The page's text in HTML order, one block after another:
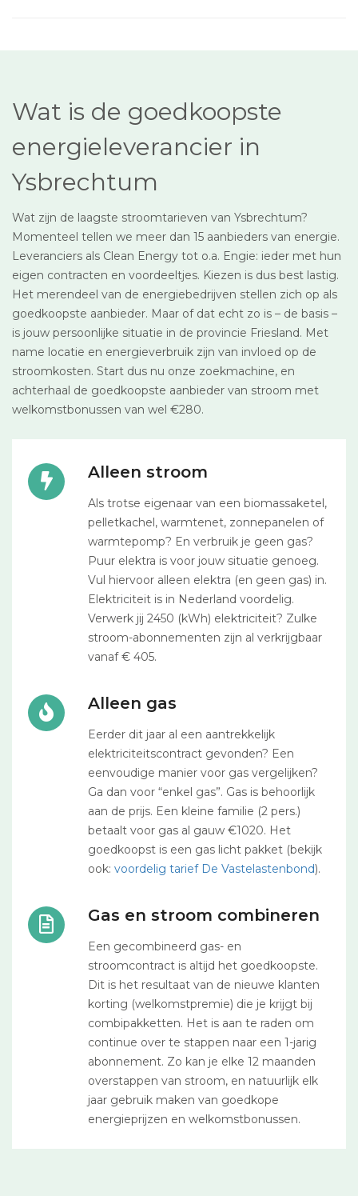
Wat is de goedkoopste
energieleverancier in
Ysbrechtum
Wat zijn de laagste stroomtarieven van Ysbrechtum?
Momenteel tellen we meer dan 15 aanbieders van energie.
Leveranciers als Clean Energy tot o.a. Engie: ieder met hun
eigen contracten en voordeeltjes. Kiezen is dus best lastig.
Het merendeel van de energiebedrijven stellen zich op als
goedkoopste aanbieder. Maar of dat echt zo is – de basis –
is jouw persoonlijke situatie in de provincie Friesland. Met
name locatie en energieverbruik zijn van invloed op de
stroomkosten. Start dus nu onze zoekmachine, en
achterhaal de goedkoopste aanbieder van stroom met
welkomstbonussen van wel €280.
Alleen stroom
Als trotse eigenaar van een biomassaketel,
pelletkachel, warmtenet, zonnepanelen of
warmtepomp? En verbruik je geen gas?
Puur elektra is voor jouw situatie genoeg.
Vul hiervoor alleen elektra (en geen gas) in.
Elektriciteit is in Nederland voordelig.
Verwerk jij 2450 (kWh) elektriciteit? Zulke
stroom-abonnementen zijn al verkrijgbaar
vanaf € 405.
Alleen gas
Eerder dit jaar al een aantrekkelijk
elektriciteitscontract gevonden? Een
eenvoudige manier voor gas vergelijken?
Ga dan voor “enkel gas”. Gas is behoorlijk
aan de prijs. Een kleine familie (2 pers.)
betaalt voor gas al gauw €1020. Het
goedkoopst is een gas licht pakket (bekijk
ook: voordelig tarief De Vastelastenbond).
Gas en stroom combineren
Een gecombineerd gas- en
stroomcontract is altijd het goedkoopste.
Dit is het resultaat van de nieuwe klanten
korting (welkomstpremie) die je krijgt bij
combipakketten. Het is aan te raden om
continue over te stappen naar een 1-jarig
abonnement. Zo kan je elke 12 maanden
overstappen van stroom, en natuurlijk elk
jaar gebruik maken van goedkope
energieprijzen en welkomstbonussen.